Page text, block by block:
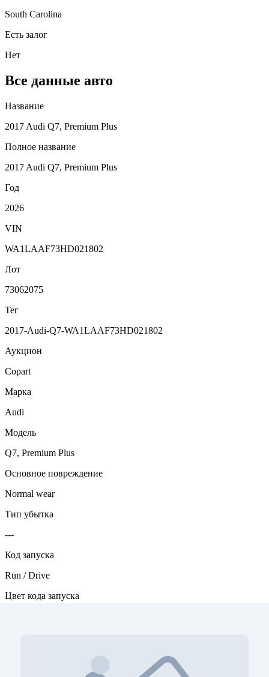
South Carolina
Есть залог
Нет
Все данные авто
Название
2017 Audi Q7, Premium Plus
Полное название
2017 Audi Q7, Premium Plus
Год
2026
VIN
WA1LAAF73HD021802
Лот
73062075
Тег
2017-Audi-Q7-WA1LAAF73HD021802
Аукцион
Copart
Марка
Audi
Модель
Q7, Premium Plus
Основное повреждение
Normal wear
Тип убытка
---
Код запуска
Run / Drive
Цвет кода запуска